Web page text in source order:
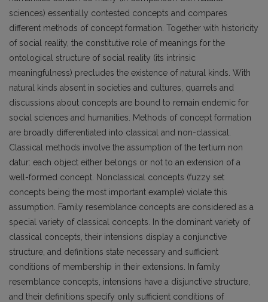
sciences) essentially contested concepts and compares
different methods of concept formation. Together with historicity
of social reality, the constitutive role of meanings for the
ontological structure of social reality (its intrinsic
meaningfulness) precludes the existence of natural kinds. With
natural kinds absent in societies and cultures, quarrels and
discussions about concepts are bound to remain endemic for
social sciences and humanities. Methods of concept formation
are broadly differentiated into classical and non-classical.
Classical methods involve the assumption of the tertium non
datur: each object either belongs or not to an extension of a
well-formed concept. Nonclassical concepts (fuzzy set
concepts being the most important example) violate this
assumption. Family resemblance concepts are considered as a
special variety of classical concepts. In the dominant variety of
classical concepts, their intensions display a conjunctive
structure, and definitions state necessary and sufficient
conditions of membership in their extensions. In family
resemblance concepts, intensions have a disjunctive structure,
and their definitions specify only sufficient conditions of